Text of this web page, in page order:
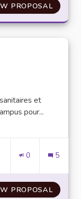
PROPOSAL
et
pour...
sur l'eau
0 5
PROPOSAL